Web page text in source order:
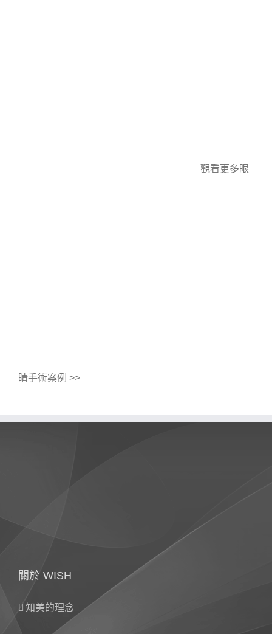
觀看更多眼
睛手術案例 >>
關於 WISH
知美的理念